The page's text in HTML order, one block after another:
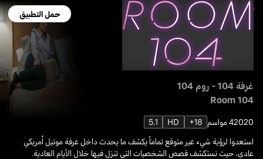
حمل التطبيق
غرفة 104 - روم 104
Room 104
20204 مواسم 18+
HD
5.1
استعدوا لرؤية شيء غير متوقع تماماً يكشف ما يحدث داخل غرفة موتيل أمريكي
عادي، حيث نستكشف قصص الشخصيات التي تنزل فيها خلال الأيام العادية.